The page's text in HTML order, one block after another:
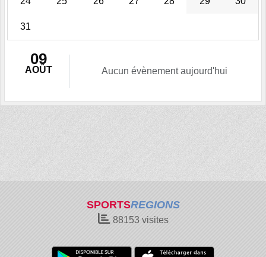
31
09
AOÛT Aucun évènement aujourd'hui
SPORTSREGIONS
88153visites